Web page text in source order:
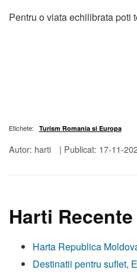
Pentru o viata echilibrata poti
Etichete: Turism Romania si Europa
Autor: harti | Publicat: 17-11-
Harti
Harta Republica
Destinatii pentru suflet,